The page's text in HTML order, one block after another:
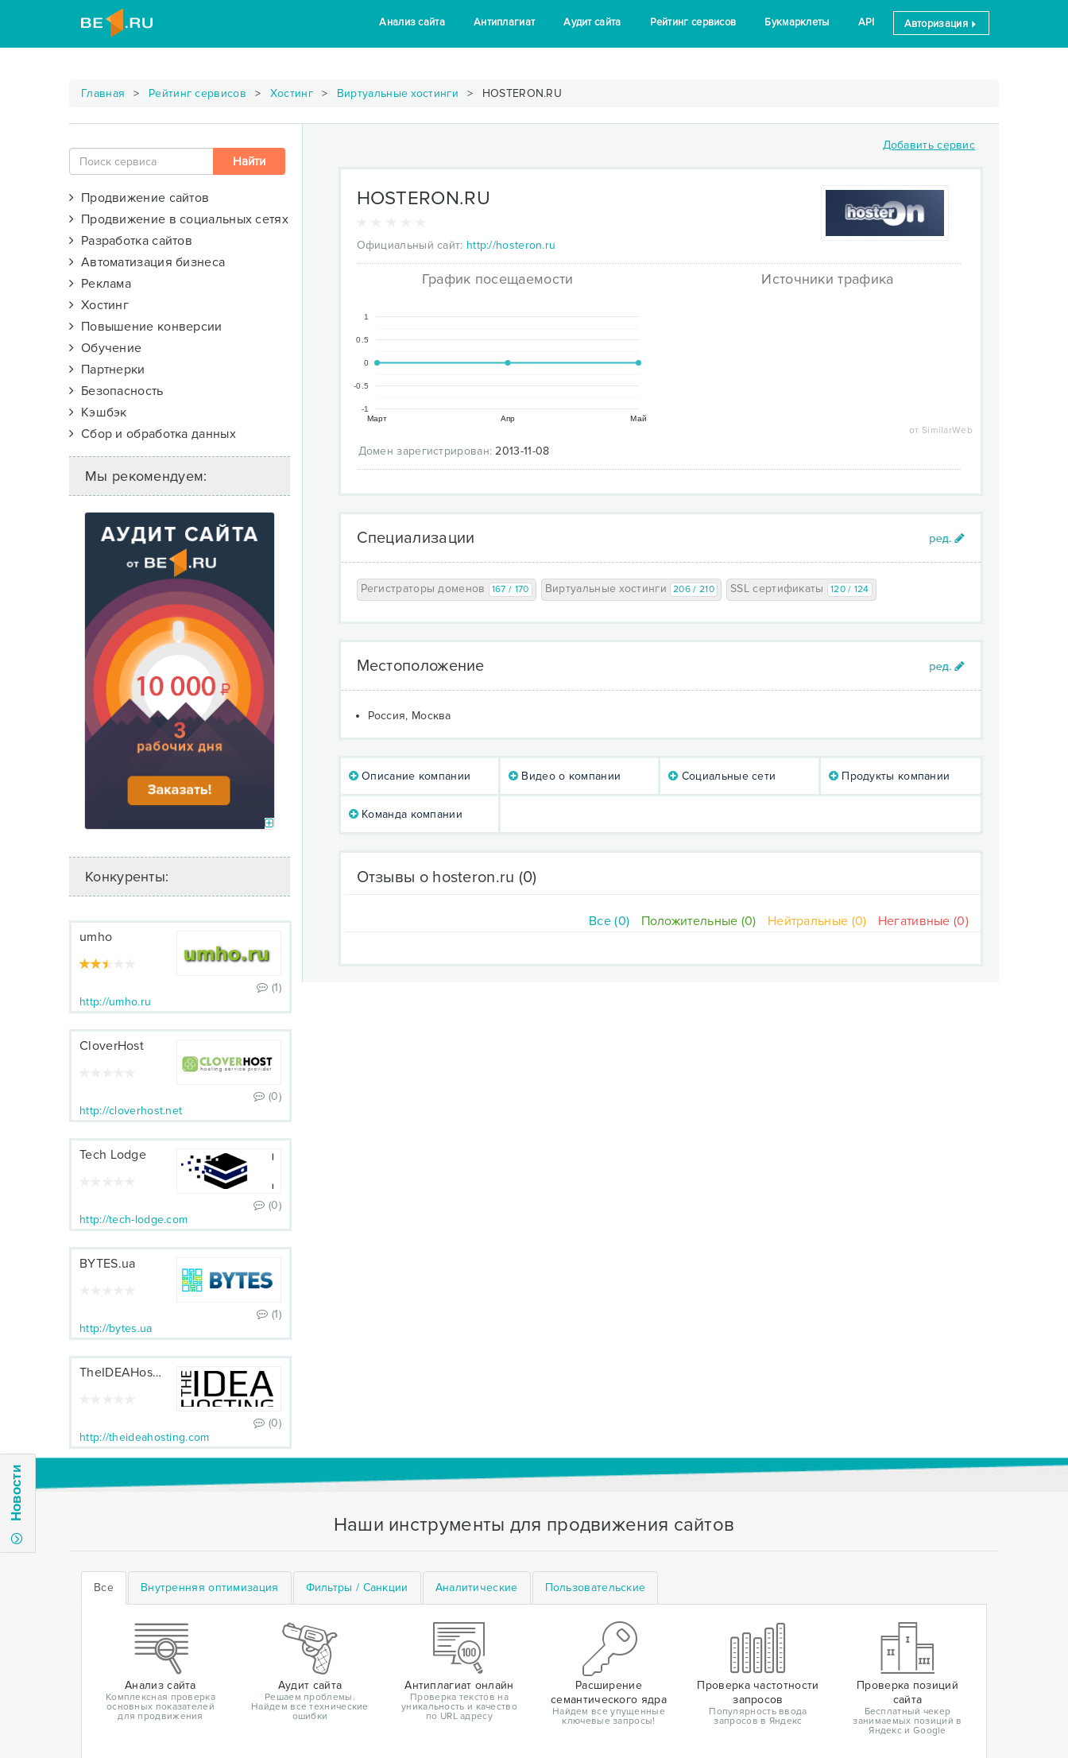
Анализ сайта Антиплагиат Аудит сайта Рейтинг сервисов Букмарклеты API Авторизация
Новости
Главная Рейтинг сервисов Хостинг Виртуальные хостинги HOSTERON.RU
Продвижение сайтов
Продвижение в социальных сетях
Разработка сайтов
Автоматизация бизнеса
Реклама
Хостинг
Повышение конверсии
Обучение
Партнерки
Безопасность
Кэшбэк
Сбор и обработка данных
Мы рекомендуем:
Конкуренты:
umho
(1)
http://umho.ru
CloverHost
(0)
http://cloverhost.net
Tech Lodge
(0)
http://tech-lodge.com
BYTES.ua
(1)
http://bytes.ua
TheIDEAHosting
(0)
http://theideahosting.com
Добавить сервис
HOSTERON.RU
Официальный сайт: http://hosteron.ru
График посещаемости
Март Апр Май
-1
-0.5
0
0.5
1
Источники трафика
от SimilarWeb
Домен зарегистрирован: 2013-11-08
Специализации
Регистраторы доменов 167 / 170 Виртуальные хостинги 206 / 210 SSL сертификаты 120 / 124
Местоположение
Россия, Москва
Описание компании Видео о компании Социальные сети Продукты компании
Команда компании
Отзывы о hosteron.ru (0)
Все (0) Положительные (0) Нейтральные (0) Негативные (0)
Наши инструменты для продвижения сайтов
Все Внутренняя оптимизация Фильтры / Санкции Аналитические Пользовательские
Анализ сайта
Комплексная проверка
основных показателей
для продвижения
Аудит сайта
Решаем проблемы.
Найдем все технические
ошибки
Антиплагиат онлайн
Проверка текстов на
уникальность и качество
по URL адресу
Расширение
семантического ядра
Найдем все упущенные
ключевые запросы!
Проверка частотности
запросов
Популярность ввода
запросов в Яндекс
Проверка позиций
сайта
Бесплатный чекер
занимаемых позиций в
Яндекс и Google